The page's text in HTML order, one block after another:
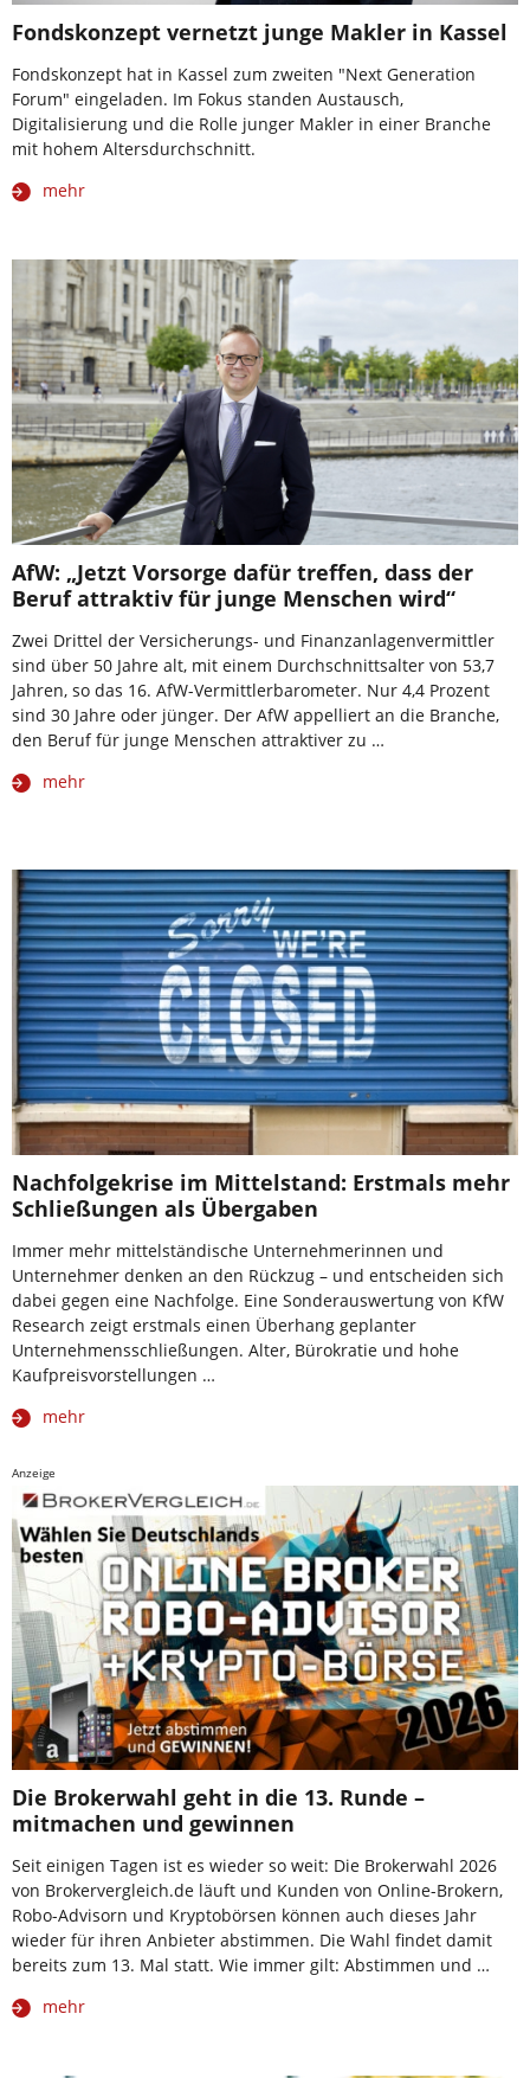
Fondskonzept vernetzt junge Makler in Kassel
Fondskonzept hat in Kassel zum zweiten "Next Generation
Forum" eingeladen. Im Fokus standen Austausch,
Digitalisierung und die Rolle junger Makler in einer Branche
mit hohem Altersdurchschnitt.
mehr
AfW: „Jetzt Vorsorge dafür treffen, dass der
Beruf attraktiv für junge Menschen wird“
Zwei Drittel der Versicherungs- und Finanzanlagenvermittler
sind über 50 Jahre alt, mit einem Durchschnittsalter von 53,7
Jahren, so das 16. AfW-Vermittlerbarometer. Nur 4,4 Prozent
sind 30 Jahre oder jünger. Der AfW appelliert an die Branche,
den Beruf für junge Menschen attraktiver zu …
mehr
Nachfolgekrise im Mittelstand: Erstmals mehr
Schließungen als Übergaben
Immer mehr mittelständische Unternehmerinnen und
Unternehmer denken an den Rückzug – und entscheiden sich
dabei gegen eine Nachfolge. Eine Sonderauswertung von KfW
Research zeigt erstmals einen Überhang geplanter
Unternehmensschließungen. Alter, Bürokratie und hohe
Kaufpreisvorstellungen …
mehr
Anzeige
Die Brokerwahl geht in die 13. Runde –
mitmachen und gewinnen
Seit einigen Tagen ist es wieder so weit: Die Brokerwahl 2026
von Brokervergleich.de läuft und Kunden von Online-Brokern,
Robo-Advisorn und Kryptobörsen können auch dieses Jahr
wieder für ihren Anbieter abstimmen. Die Wahl findet damit
bereits zum 13. Mal statt. Wie immer gilt: Abstimmen und …
mehr